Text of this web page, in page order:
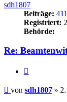
sdh1807
Beiträge: 411
Registriert:
Behörde:
Re:
Beitrag
von sdh1807 »